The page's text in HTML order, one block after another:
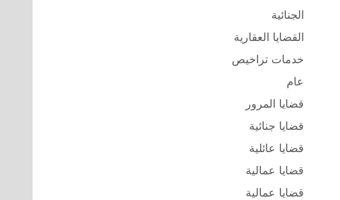
الجنائية
القضايا العقارية
خدمات تراخيص
عام
قضايا المرور
قضايا جنائية
قضايا عائلية
قضايا عمالية
قضايا عمالية